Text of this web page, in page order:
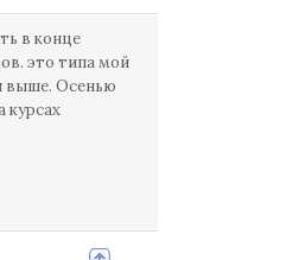
в конце
это типа мой
выше. Осенью
курсах